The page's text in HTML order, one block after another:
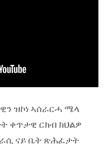
ዝኮነ ኣሰራርሓ ሜላ
ቀጥታዊ ርክብ ክህልዎ
ናይ ቤት ጽሕፈታት